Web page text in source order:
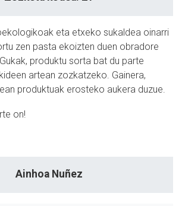
eta etxeko sukaldea oinarri
zen pasta ekoizten duen obradore
produktu sorta bat du parte
artean zozkatzeko. Gainera,
produktuak erosteko aukera duzue.
on!
Ainhoa Nuñez